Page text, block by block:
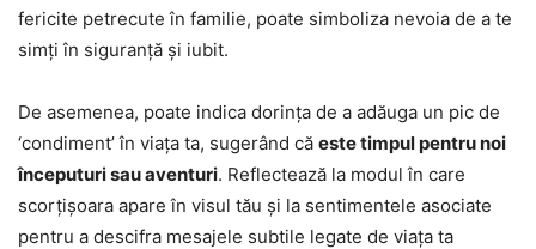
fericite petrecute în familie, poate simboliza nevoia de a te
simți în siguranță și iubit.
De asemenea, poate indica dorința de a adăuga un pic de
‘condiment’ în viața ta, sugerând că este timpul pentru noi
începuturi sau aventuri. Reflectează la modul în care
scorțișoara apare în visul tău și la sentimentele asociate
pentru a descifra mesajele subtile legate de viața ta